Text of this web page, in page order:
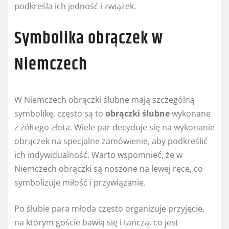
podkreśla ich jedność i związek.
Symbolika obrączek w
Niemczech
W Niemczech obrączki ślubne mają szczególną
symbolikę, często są to obrączki ślubnewykonane
z żółtego złota. Wiele par decyduje się na wykonanie
obrączek na specjalne zamówienie, aby podkreślić
ich indywidualność. Warto wspomnieć, że w
Niemczech obrączki są noszone na lewej ręce, co
symbolizuje miłość i przywiązanie.
Po ślubie para młoda często organizuje przyjęcie,
na którym goście bawią się i tańczą, co jest